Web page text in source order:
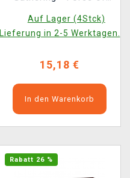
Edition
Auf Lager (4Stck)
Lieferung in 2-5 Werktagen.
15,18 €
In den Warenkorb
Rabatt 26 %